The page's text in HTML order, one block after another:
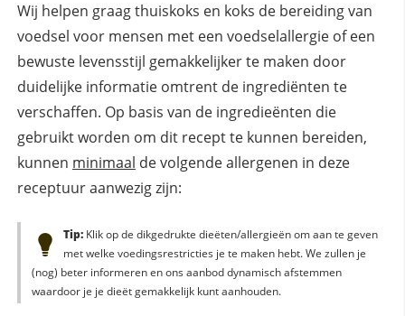
Wij helpen graag thuiskoks en koks de bereiding van
voedsel voor mensen met een voedselallergie of een
bewuste levensstijl gemakkelijker te maken door
duidelijke informatie omtrent de ingrediënten te
verschaffen. Op basis van de ingredieënten die
gebruikt worden om dit recept te kunnen bereiden,
kunnen minimaal de volgende allergenen in deze
receptuur aanwezig zijn:
Tip:Klik op de dikgedrukte dieëten/allergieën om aan te geven
met welke voedingsrestricties je te maken hebt. We zullen je
(nog) beter informeren en ons aanbod dynamisch afstemmen
waardoor je je dieët gemakkelijk kunt aanhouden.